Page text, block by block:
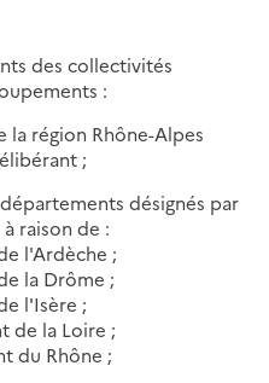
des collectivités
:
la région Rhône-Alpes
;
désignés par
raison de :
l'Ardèche ;
la Drôme ;
l'Isère ;
de la Loire ;
du Rhône ;